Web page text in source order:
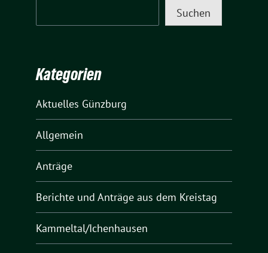
Suchen
Kategorien
Aktuelles Günzburg
Allgemein
Anträge
Berichte und Anträge aus dem Kreistag
Kammeltal/Ichenhausen